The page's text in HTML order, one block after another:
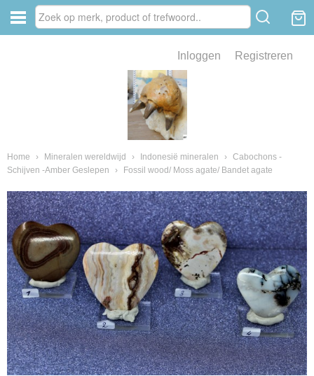
Inloggen Registreren
Home › Mineralen wereldwijd › Indonesië mineralen › Cabochons -
Schijven -Amber Geslepen
› Fossil wood/ Moss agate/ Bandet agate
van fossielen en mineralen